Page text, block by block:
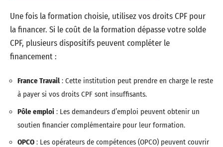
Une fois la formation choisie, utilisez vos droits CPF pour
la financer. Si le coût de la formation dépasse votre solde
CPF, plusieurs dispositifs peuvent compléter le
financement :
France Travail : Cette institution peut prendre en charge le reste
à payer si vos droits CPF sont insuffisants.
Pôle emploi : Les demandeurs d’emploi peuvent obtenir un
soutien financier complémentaire pour leur formation.
OPCO : Les opérateurs de compétences (OPCO) peuvent couvrir